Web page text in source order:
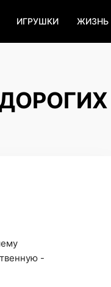
ИГРУШКИ ЖИЗНЬ
-